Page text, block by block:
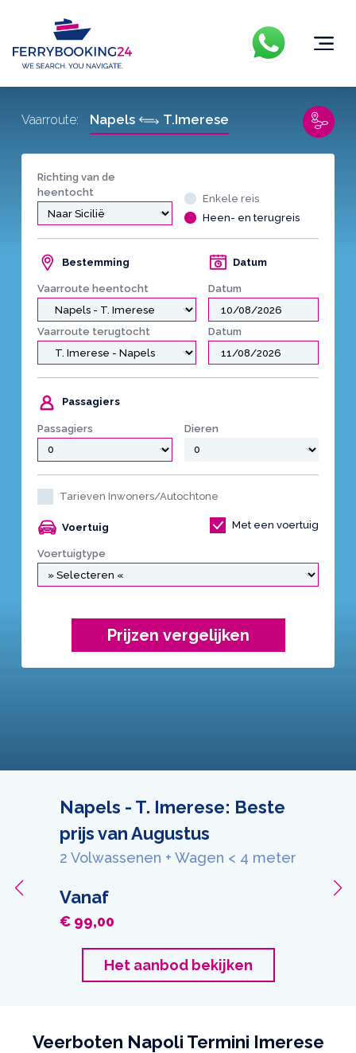
Richting van de
heentocht
Enkele reis
Heen- en terugreis
Bestemming
Vaarroute heentocht
Datum
Datum
Vaarroute terugtocht Datum
Passagiers
Passagiers Dieren
Tarieven Inwoners/Autochtone
Voertuig Met een voertuig
Voertuigtype
Prijzen vergelijken
Vaarroute: Napels T.Imerese
Napels - T. Imerese: Beste
prijs van Augustus
2 Volwassenen + Wagen < 4 meter
Vanaf
€ 99,00
Het aanbod bekijken
Veerboten Napoli Termini Imerese